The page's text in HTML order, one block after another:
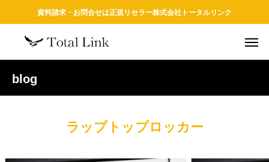
資料請求・お問合せは正規リセラー株式会社トータルリンク
blog
ラップトップロッカー